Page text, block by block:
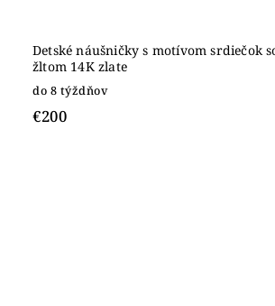
Detské náušničky s motívom srdiečok
žltom 14K zlate
do 8 týždňov
€200